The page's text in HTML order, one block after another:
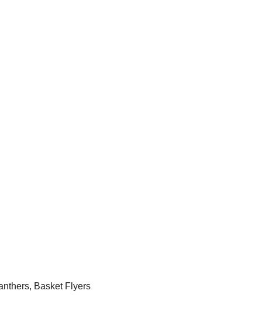
Basket Flyers